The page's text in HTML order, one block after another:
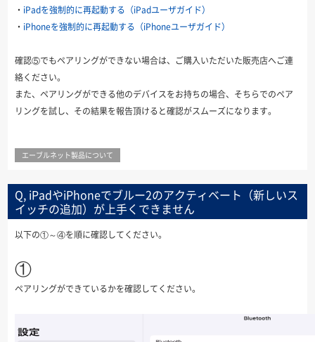
・ iPadを強制的に再起動する（iPadユーザガイド）
・ iPhoneを強制的に再起動する（iPhoneユーザガイド）
確認⑤でもペアリングができない場合は、ご購入いただいた販売店へご連
絡ください。
また、ペアリングができる他のデバイスをお持ちの場合、そちらでのペア
リングを試し、その結果を報告頂けると確認がスムーズになります。
エーブルネット製品について
Q, iPadやiPhoneでブルー2のアクティベート（新しいス
イッチの追加）が上手くできません
以下の①～④を順に確認してください。
①
ペアリングができているかを確認してください。